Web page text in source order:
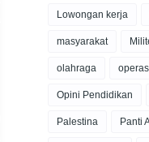
Lowongan kerja
masyarakat
olahraga
Opini Pendidikan
Palestina Panti